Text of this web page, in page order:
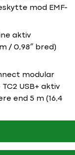
mod EMF-
aktiv
/ 0,98″ bred)
modular
USB+ aktiv
end 5 m (16,4